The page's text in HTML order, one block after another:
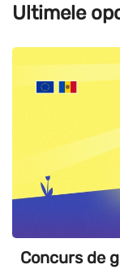
Ultimele
Concurs de